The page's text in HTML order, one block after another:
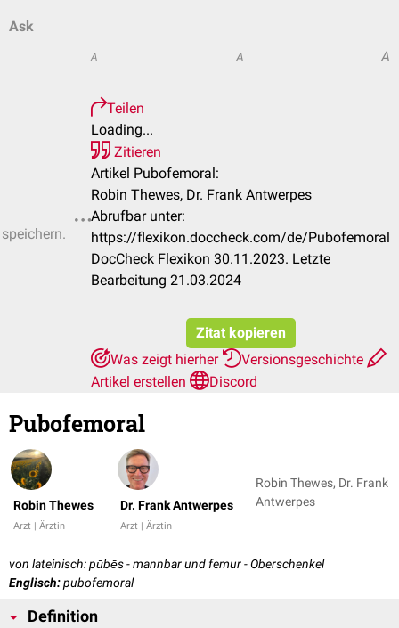
Ask
A A A
Teilen
Loading...
Zitieren
Artikel Pubofemoral:
Robin Thewes, Dr. Frank Antwerpes
Abrufbar unter:
https://flexikon.doccheck.com/de/Pubofemoral
DocCheck Flexikon 30.11.2023. Letzte
Bearbeitung 21.03.2024
Zitat kopieren
Was zeigt hierher
Versionsgeschichte
Artikel erstellen
Discord
Pubofemoral
Robin Thewes
Arzt | Ärztin
Dr. Frank Antwerpes
Arzt | Ärztin
Robin Thewes, Dr. Frank
Antwerpes
von lateinisch: pūbēs - mannbar und femur - Oberschenkel
Englisch:pubofemoral
Definition